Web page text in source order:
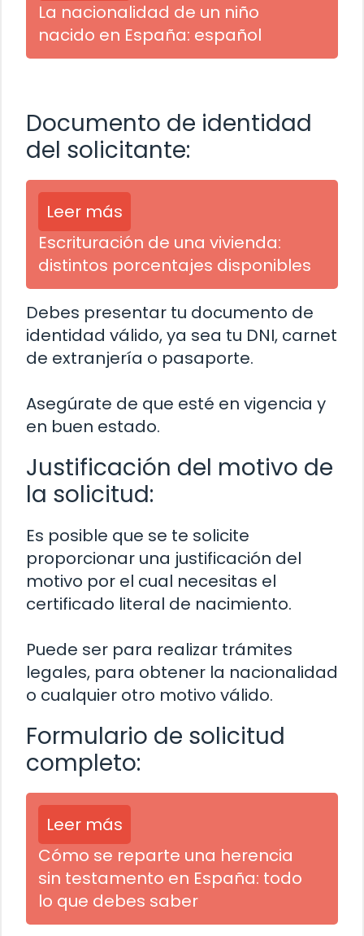
La nacionalidad de un niño
nacido en España: español
Documento de identidad
del solicitante:
Leer más
Escrituración de una vivienda:
distintos porcentajes disponibles
Debes presentar tu documento de
identidad válido, ya sea tu DNI, carnet
de extranjería o pasaporte.
Asegúrate de que esté en vigencia y
en buen estado.
Justificación del motivo de
la solicitud:
Es posible que se te solicite
proporcionar una justificación del
motivo por el cual necesitas el
certificado literal de nacimiento.
Puede ser para realizar trámites
legales, para obtener la nacionalidad
o cualquier otro motivo válido.
Formulario de solicitud
completo:
Leer más
Cómo se reparte una herencia
sin testamento en España: todo
lo que debes saber